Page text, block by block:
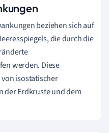
beziehen sich auf
die durch die
werden. Diese
isostatischer
der Erdkruste und dem